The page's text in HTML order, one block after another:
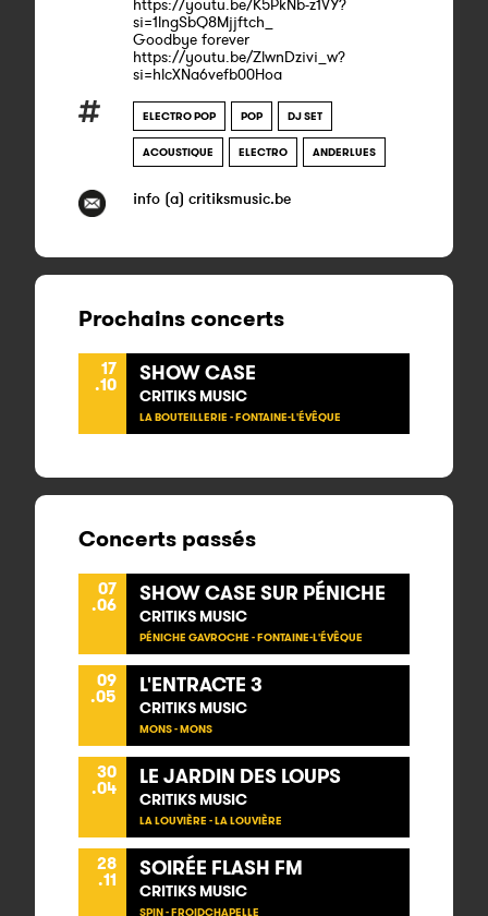
https://youtu.be/K5PkNb-z1VY?
si=1lngSbQ8Mjjftch_
Goodbye forever
https://youtu.be/ZlwnDzivi_w?
si=hlcXNa6vefb00Hoa
ELECTRO POP POP DJ SET
ACOUSTIQUE ELECTRO ANDERLUES
info (a) critiksmusic.be
Prochains concerts
17
.10 SHOW CASE
CRITIKS MUSIC
LA BOUTEILLERIE - FONTAINE-L'ÉVÊQUE
Concerts passés
07
.06 SHOW CASE SUR PÉNICHE
CRITIKS MUSIC
PÉNICHE GAVROCHE - FONTAINE-L'ÉVÊQUE
09
.05 L'ENTRACTE 3
CRITIKS MUSIC
MONS - MONS
30
.04 LE JARDIN DES LOUPS
CRITIKS MUSIC
LA LOUVIÈRE - LA LOUVIÈRE
28
.11 SOIRÉE FLASH FM
CRITIKS MUSIC
SPIN - FROIDCHAPELLE